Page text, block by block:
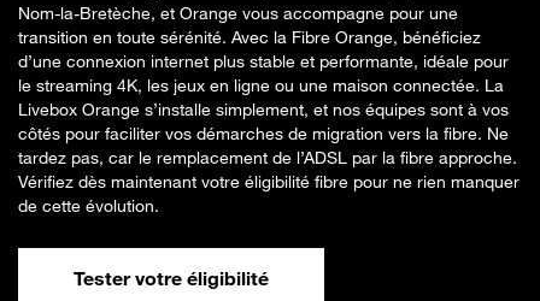
Nom-la-Bretèche, et Orange vous accompagne pour une
transition en toute sérénité. Avec la Fibre Orange, bénéficiez
d’une connexion internet plus stable et performante, idéale pour
le streaming 4K, les jeux en ligne ou une maison connectée. La
Livebox Orange s’installe simplement, et nos équipes sont à vos
côtés pour faciliter vos démarches de migration vers la fibre. Ne
tardez pas, car le remplacement de l’ADSL par la fibre approche.
Vérifiez dès maintenant votre éligibilité fibre pour ne rien manquer
de cette évolution.
Tester votre éligibilité